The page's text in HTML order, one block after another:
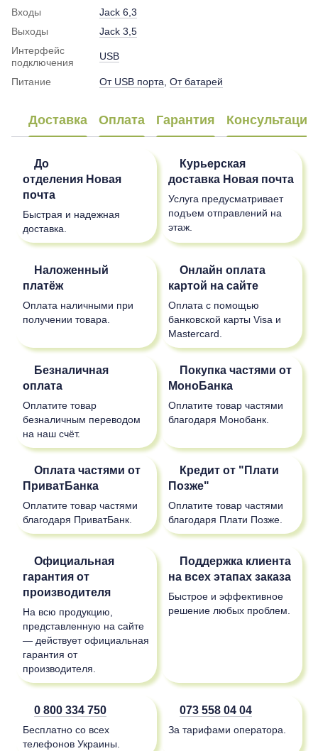
Входы
Jack 6,3
Выходы
Jack 3,5
Интерфейс
подключения
USB
Питание От USB порта, От батарей
Доставка Оплата Гарантия Консультация
До
отделения Новая
почта
Быстрая и надежная
доставка.
Курьерская
доставка Новая почта
Услуга предусматривает
подъем отправлений на
этаж.
Наложенный
платёж
Оплата наличными при
получении товара.
Онлайн оплата
картой на сайте
Оплата с помощью
банковской карты Visa и
Mastercard.
Безналичная
оплата
Оплатите товар
безналичным переводом
на наш счёт.
Покупка частями от
МоноБанка
Оплатите товар частями
благодаря Монобанк.
Оплата частями от
ПриватБанка
Оплатите товар частями
благодаря ПриватБанк.
Кредит от "Плати
Позже"
Оплатите товар частями
благодаря Плати Позже.
Официальная
гарантия от
производителя
На всю продукцию,
представленную на сайте
— действует официальная
гарантия от
производителя.
Поддержка клиента
на всех этапах заказа
Быстрое и эффективное
решение любых проблем.
0 800 334 750
Бесплатно со всех
телефонов Украины.
073 558 04 04
За тарифами оператора.